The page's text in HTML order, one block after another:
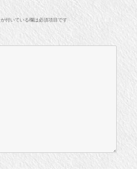
が付いている欄は必須項目です